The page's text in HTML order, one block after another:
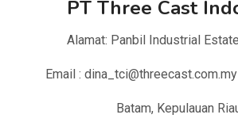
PT Three Cast
Alamat: Panbil Industrial
Email :
Batam, Kepulauan